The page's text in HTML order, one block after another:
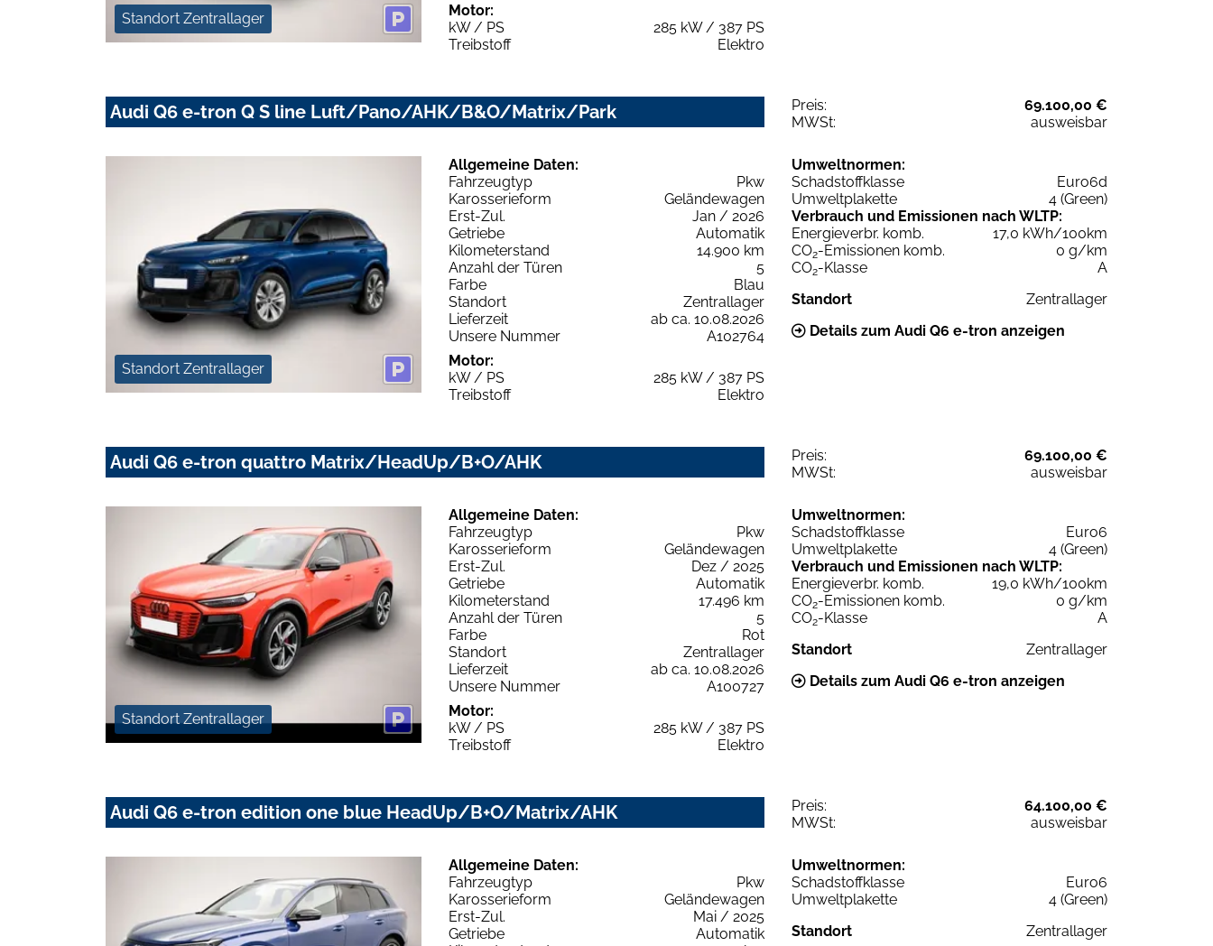
Standort Zentrallager
Motor:
kW / PS
285 kW / 387 PS
Treibstoff
Elektro
Audi Q6 e-tron Q S line Luft/Pano/AHK/B&O/Matrix/Park Preis:
69.100,00 €
MWSt:
ausweisbar
Standort Zentrallager
Allgemeine Daten:
Fahrzeugtyp
Pkw
Karosserieform
Geländewagen
Erst-Zul.
Jan / 2026
Getriebe
Automatik
Kilometerstand
14.900 km
Anzahl der Türen
5
Farbe
Blau
Standort
Zentrallager
Lieferzeit
ab ca. 10.08.2026
Unsere Nummer
A102764
Motor:
kW / PS
285 kW / 387 PS
Treibstoff
Elektro
Umweltnormen:
Schadstoffklasse
Euro6d
Umweltplakette
4 (Green)
Verbrauch und Emissionen nach WLTP:
Energieverbr. komb.
17,0 kWh/100km
CO2-Emissionen komb.
0 g/km
CO2-Klasse
A
Standort
Zentrallager
Details zum Audi Q6 e-tron anzeigen
Audi Q6 e-tron quattro Matrix/HeadUp/B+O/AHK Preis:
69.100,00 €
MWSt:
ausweisbar
Standort Zentrallager
Allgemeine Daten:
Fahrzeugtyp
Pkw
Karosserieform
Geländewagen
Erst-Zul.
Dez / 2025
Getriebe
Automatik
Kilometerstand
17.496 km
Anzahl der Türen
5
Farbe
Rot
Standort
Zentrallager
Lieferzeit
ab ca. 10.08.2026
Unsere Nummer
A100727
Motor:
kW / PS
285 kW / 387 PS
Treibstoff
Elektro
Umweltnormen:
Schadstoffklasse
Euro6
Umweltplakette
4 (Green)
Verbrauch und Emissionen nach WLTP:
Energieverbr. komb.
19,0 kWh/100km
CO2-Emissionen komb.
0 g/km
CO2-Klasse
A
Standort
Zentrallager
Details zum Audi Q6 e-tron anzeigen
Audi Q6 e-tron edition one blue HeadUp/B+O/Matrix/AHK Preis:
64.100,00 €
MWSt:
ausweisbar
Allgemeine Daten:
Fahrzeugtyp
Pkw
Karosserieform
Geländewagen
Erst-Zul.
Mai / 2025
Getriebe
Automatik
Umweltnormen:
Schadstoffklasse
Euro6
Umweltplakette
4 (Green)
Standort
Zentrallager